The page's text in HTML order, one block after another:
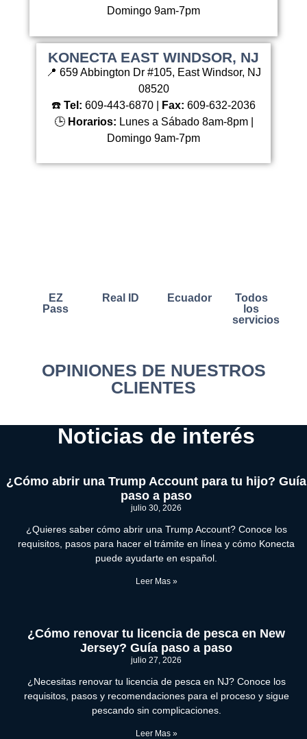
Domingo 9am-7pm
KONECTA EAST WINDSOR, NJ
📍 659 Abbington Dr #105, East Windsor, NJ
08520
☎️ Tel: 609-443-6870 | Fax: 609-632-2036
🕒 Horarios: Lunes a Sábado 8am-8pm |
Domingo 9am-7pm
EZ
Pass
Real ID Ecuador
Todos
los
servicios
OPINIONES DE NUESTROS
CLIENTES
Noticias de interés
¿Cómo abrir una Trump Account para tu hijo? Guía
paso a paso
julio 30, 2026
¿Quieres saber cómo abrir una Trump Account? Conoce los
requisitos, pasos para hacer el trámite en línea y cómo Konecta
puede ayudarte en español.
Leer Mas »
¿Cómo renovar tu licencia de pesca en New
Jersey? Guía paso a paso
julio 27, 2026
¿Necesitas renovar tu licencia de pesca en NJ? Conoce los
requisitos, pasos y recomendaciones para el proceso y sigue
pescando sin complicaciones.
Leer Mas »